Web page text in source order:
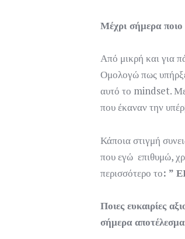
Μέχρι σήμερα
Από μικρή και για
Ομολογώ πως υπήρξε
αυτό το mindset.
που έκαναν την
Κάποια στιγμή
που εγώ επιθυμώ,
περισσότερο το: ”
Ποιες ευκαιρίες
σήμερα